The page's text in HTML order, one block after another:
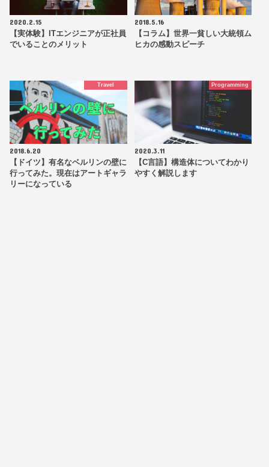
2020.2.15
【実体験】ITエンジニアが正社員
でいることのメリット
2018.5.16
【コラム】世界一貧しい大統領ム
ヒカの感動スピーチ
Travel
2018.6.20
【ドイツ】有名なベルリンの壁に
行ってみた。現在はアートギャラ
リーになっている
Programming
2020.3.11
【C言語】構造体についてわかり
やすく解説します